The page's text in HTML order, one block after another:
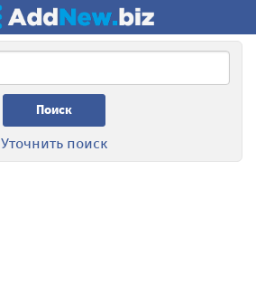
Поиск
Уточнить поиск